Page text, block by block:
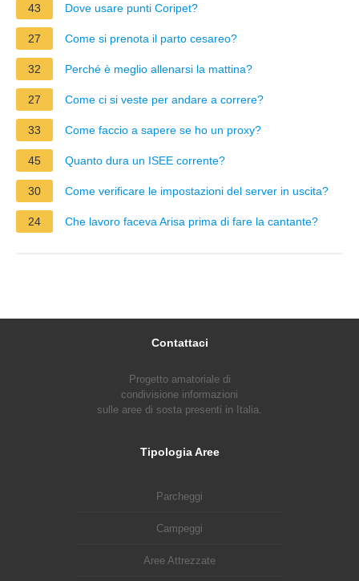
43 Dove usare punti Coripet?
27 Come si prenota il parto cesareo?
32 Perché è meglio allenarsi la mattina?
27 Come ci si veste per andare a correre?
33 Come faccio a sapere se ho un proxy?
45 Quanto dura un ISEE corrente?
30 Come verificare le impostazioni del server in uscita?
24 Che lavoro faceva Arisa prima di fare la cantante?
Contattaci
Progetto amatoriale di
condivisione informazioni
sulle aree di sosta presenti in Italia.
Tipologia Aree
Parcheggi
Campeggi
Aree Attrezzate